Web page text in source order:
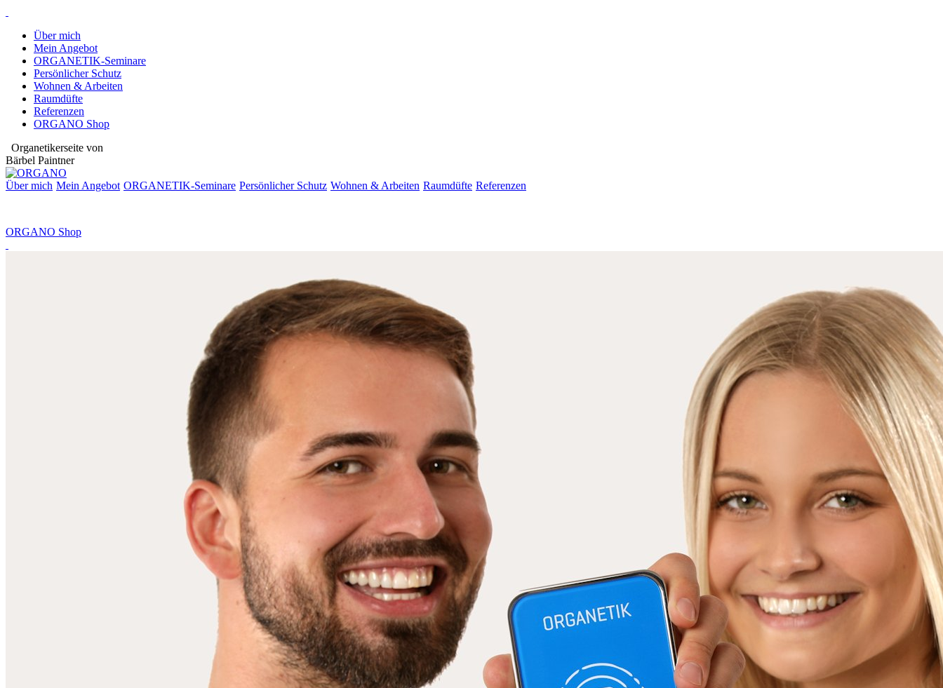
Über mich
Mein Angebot
ORGANETIK-Seminare
Persönlicher Schutz
Wohnen & Arbeiten
Raumdüfte
Referenzen
ORGANO Shop
Organetikerseite von
Bärbel Paintner
Über mich Mein Angebot ORGANETIK-Seminare Persönlicher Schutz Wohnen & Arbeiten Raumdüfte Referenzen
ORGANO Shop